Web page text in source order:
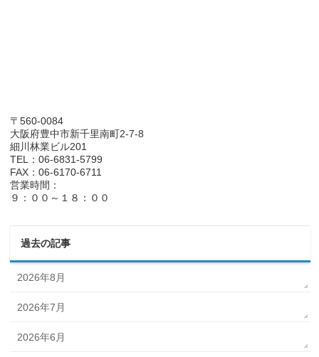
〒560-0084
大阪府豊中市新千里南町2-7-8
細川林業ビル201
TEL：06-6831-5799
FAX：06-6170-6711
営業時間：
９：００～１８：００
過去の記事
2026年8月
2026年7月
2026年6月